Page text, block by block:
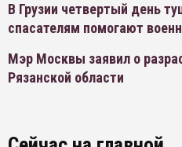
В Грузии четвертый день
спасателям помогают
Мэр Москвы заявил о
Рязанской области